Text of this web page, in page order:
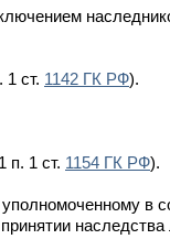
ст. 1142 ГК РФ).
п. 1 ст. 1154 ГК РФ).
в
наследства